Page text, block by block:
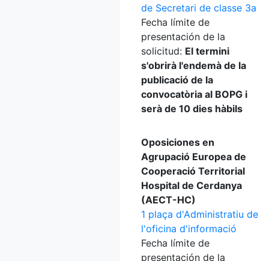
de Secretari de classe 3a
Fecha límite de
presentación de la
solicitud: El termini
s'obrirà l'endemà de la
publicació de la
convocatòria al BOPG i
serà de 10 dies hàbils
Oposiciones en
Agrupació Europea de
Cooperació Territorial
Hospital de Cerdanya
(AECT-HC)
1 plaça d'Administratiu de
l'oficina d'informació
Fecha límite de
presentación de la